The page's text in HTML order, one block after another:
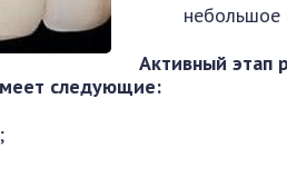
небольшое
Активный этап
следующие: